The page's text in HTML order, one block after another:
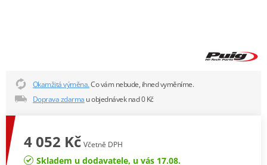
Okamžitá výměna.Co vám nebude, ihned vyměníme.
Doprava zdarma u objednávek nad 0 Kč
4 052 Kč Včetně DPH
Skladem u dodavatele, u vás 17.08.